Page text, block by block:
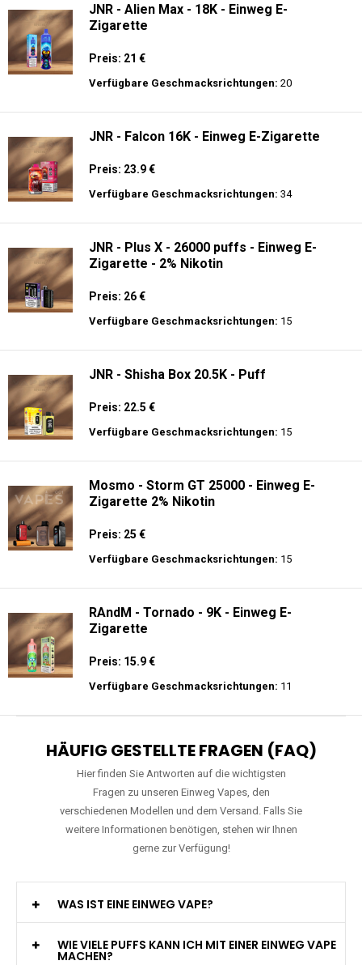
JNR - Alien Max - 18K - Einweg E-
Zigarette
Preis: 21 €
Verfügbare Geschmacksrichtungen: 20
JNR - Falcon 16K - Einweg E-Zigarette
Preis: 23.9 €
Verfügbare Geschmacksrichtungen: 34
JNR - Plus X - 26000 puffs - Einweg E-
Zigarette - 2% Nikotin
Preis: 26 €
Verfügbare Geschmacksrichtungen: 15
JNR - Shisha Box 20.5K - Puff
Preis: 22.5 €
Verfügbare Geschmacksrichtungen: 15
Mosmo - Storm GT 25000 - Einweg E-
Zigarette 2% Nikotin
Preis: 25 €
Verfügbare Geschmacksrichtungen: 15
RAndM - Tornado - 9K - Einweg E-
Zigarette
Preis: 15.9 €
Verfügbare Geschmacksrichtungen: 11
HÄUFIG GESTELLTE FRAGEN (FAQ)
Hier finden Sie Antworten auf die wichtigsten
Fragen zu unseren Einweg Vapes, den
verschiedenen Modellen und dem Versand. Falls Sie
weitere Informationen benötigen, stehen wir Ihnen
gerne zur Verfügung!
WAS IST EINE EINWEG VAPE?
WIE VIELE PUFFS KANN ICH MIT EINER EINWEG VAPE
MACHEN?